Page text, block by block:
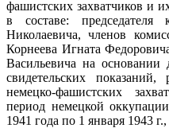
фашистских захватчиков и
в составе: председателя
Николаевича, членов
Корнеева Игната
Васильевича на основании
свидетельских показаний,
немецко-фашистских
период немецкой
1941 года по 1 января 1943